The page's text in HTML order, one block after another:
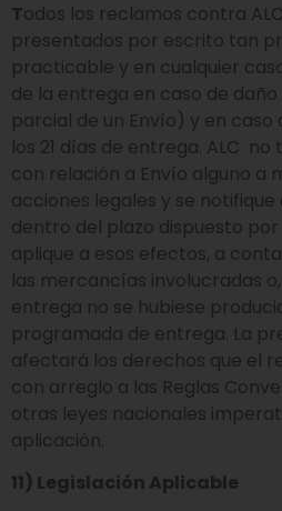
Todos los reclamos contra
presentados por escrito tan
practicable y en cualquier
de la entrega en caso de
parcial de un Envío) y en
los 21 días de entrega. ALC
con relación a Envío alguno a
acciones legales y se notifique
dentro del plazo dispuesto
aplique a esos efectos, a
las mercancías involucradas
entrega no se hubiese
programada de entrega. La
afectará los derechos que el
con arreglo a las Reglas
otras leyes nacionales
aplicación.
11) Legislación Aplicable